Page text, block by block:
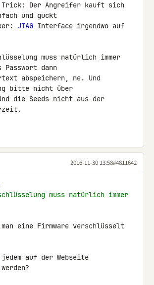
Trick: Der Angreifer kauft sich
und guckt
JTAG Interface irgendwo auf
muss natürlich immer
Passwort dann
abspeichern, ne. Und
bitte nicht über
die Seeds nicht aus der
2016-11-30 13:58#4811642
muss natürlich immer
eine Firmware verschlüsselt
auf der Webseite